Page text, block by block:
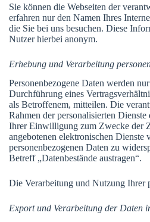
Sie können die Webseiten der
erfahren nur den Namen Ihres
die Sie bei uns besuchen. Diese
Nutzer hierbei anonym.
Erhebung und Verarbeitung
Personenbezogene Daten werden
Durchführung eines
als Betroffenem, mitteilen. Die
Rahmen der personalisierten
Ihrer Einwilligung zum Zwecke der
angebotenen elektronischen
personenbezogenen Daten zu
Betreff „Datenbestände austragen“.
Die Verarbeitung und Nutzung Ihrer
Export und Verarbeitung der Daten